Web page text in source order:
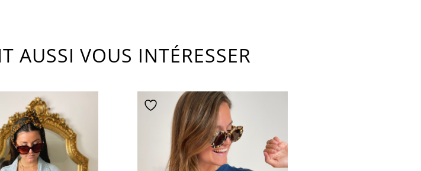
AUSSI VOUS INTÉRESSER